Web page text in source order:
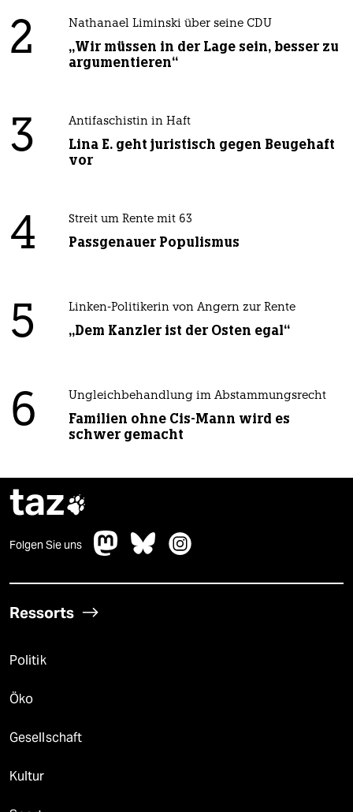
2 Nathanael Liminski über seine CDU
„Wir müssen in der Lage sein, besser zu
argumentieren“
3 Antifaschistin in Haft
Lina E. geht juristisch gegen Beugehaft
vor
4 Streit um Rente mit 63
Passgenauer Populismus
5 Linken-Politikerin von Angern zur Rente
„Dem Kanzler ist der Osten egal“
6 Ungleichbehandlung im Abstammungsrecht
Familien ohne Cis-Mann wird es
schwer gemacht
taz
Folgen Sie uns
Ressorts
Politik
Öko
Gesellschaft
Kultur